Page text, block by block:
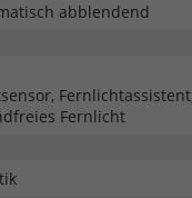
abblendend
Fernlicht